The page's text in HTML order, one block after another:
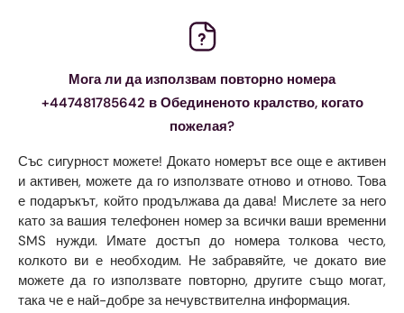
Мога ли да използвам повторно номера
+447481785642 в Обединеното кралство, когато
пожелая?
Със сигурност можете! Докато номерът все още е активен
и активен, можете да го използвате отново и отново. Това
е подаръкът, който продължава да дава! Мислете за него
като за вашия телефонен номер за всички ваши временни
SMS нужди. Имате достъп до номера толкова често,
колкото ви е необходим. Не забравяйте, че докато вие
можете да го използвате повторно, другите също могат,
така че е най-добре за нечувствителна информация.